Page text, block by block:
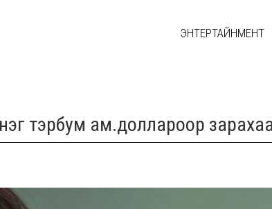
ЭНТЕРТАЙНМЕНТ
тэрбум ам.доллароор